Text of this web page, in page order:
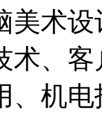
美术
术、
、机